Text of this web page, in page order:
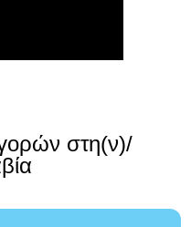
στη(ν)/